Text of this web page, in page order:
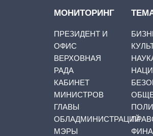
МОНИТОРИНГ
ПРЕЗИДЕНТ И
ОФИС
ВЕРХОВНАЯ
РАДА
КАБИНЕТ
МИНИСТРОВ
ГЛАВЫ
ОБЛАДМИНИСТРАЦИЙ
МЭРЫ